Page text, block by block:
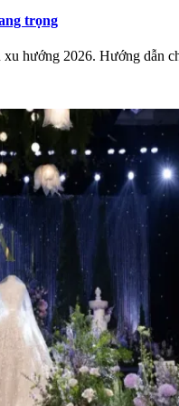
trọng
hướng 2026. Hướng dẫn